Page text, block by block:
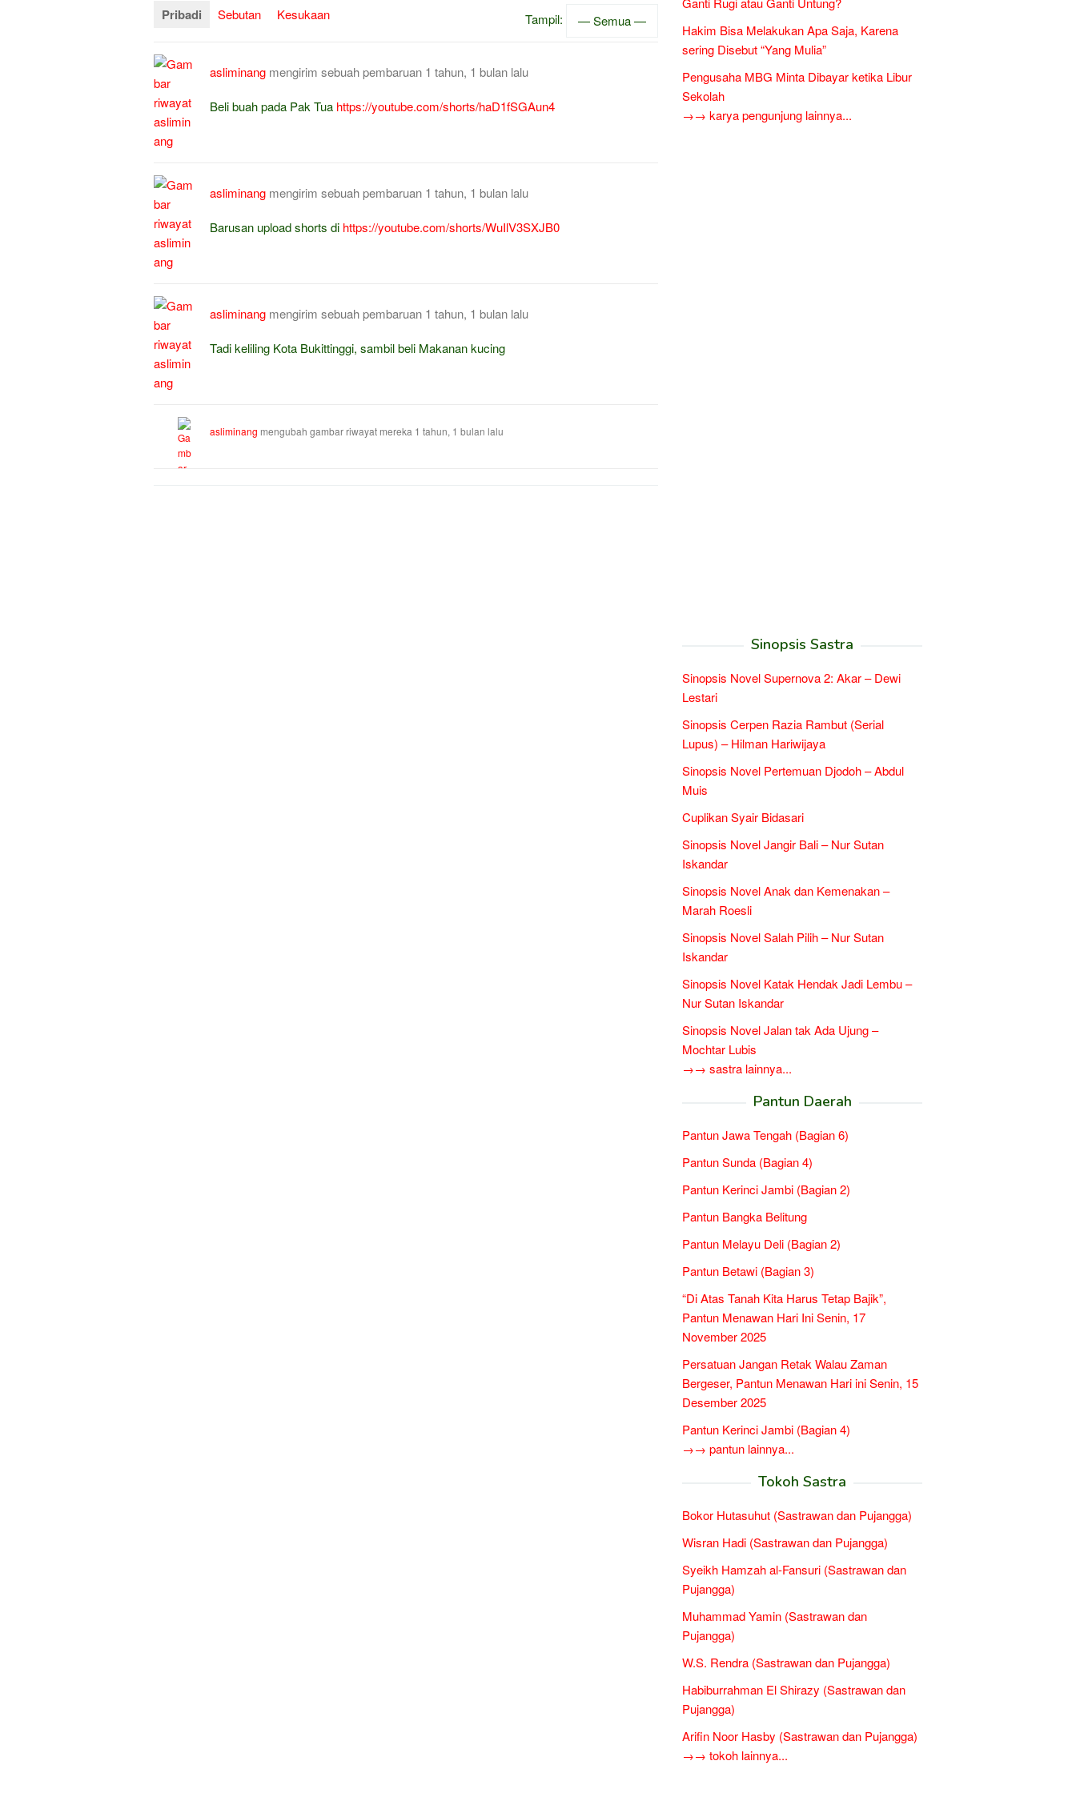
Pribadi Sebutan Kesukaan Tampil:
asliminang mengirim sebuah pembaruan 1 tahun, 1 bulan lalu
Beli buah pada Pak Tua https://youtube.com/shorts/haD1fSGAun4
asliminang mengirim sebuah pembaruan 1 tahun, 1 bulan lalu
Barusan upload shorts di https://youtube.com/shorts/WuIlV3SXJB0
asliminang mengirim sebuah pembaruan 1 tahun, 1 bulan lalu
Tadi keliling Kota Bukittinggi, sambil beli Makanan kucing
asliminang mengubah gambar riwayat mereka 1 tahun, 1 bulan lalu
Hakim Bisa Melakukan Apa Saja, Karena
sering Disebut “Yang Mulia”
Pengusaha MBG Minta Dibayar ketika Libur
Sekolah
→→ karya pengunjung lainnya...
Sinopsis Sastra
Sinopsis Novel Supernova 2: Akar – Dewi
Lestari
Sinopsis Cerpen Razia Rambut (Serial
Lupus) – Hilman Hariwijaya
Sinopsis Novel Pertemuan Djodoh – Abdul
Muis
Cuplikan Syair Bidasari
Sinopsis Novel Jangir Bali – Nur Sutan
Iskandar
Sinopsis Novel Anak dan Kemenakan –
Marah Roesli
Sinopsis Novel Salah Pilih – Nur Sutan
Iskandar
Sinopsis Novel Katak Hendak Jadi Lembu –
Nur Sutan Iskandar
Sinopsis Novel Jalan tak Ada Ujung –
Mochtar Lubis
→→ sastra lainnya...
Pantun Daerah
Pantun Jawa Tengah (Bagian 6)
Pantun Sunda (Bagian 4)
Pantun Kerinci Jambi (Bagian 2)
Pantun Bangka Belitung
Pantun Melayu Deli (Bagian 2)
Pantun Betawi (Bagian 3)
“Di Atas Tanah Kita Harus Tetap Bajik”,
Pantun Menawan Hari Ini Senin, 17
November 2025
Persatuan Jangan Retak Walau Zaman
Bergeser, Pantun Menawan Hari ini Senin, 15
Desember 2025
Pantun Kerinci Jambi (Bagian 4)
→→ pantun lainnya...
Tokoh Sastra
Bokor Hutasuhut (Sastrawan dan Pujangga)
Wisran Hadi (Sastrawan dan Pujangga)
Syeikh Hamzah al-Fansuri (Sastrawan dan
Pujangga)
Muhammad Yamin (Sastrawan dan
Pujangga)
W.S. Rendra (Sastrawan dan Pujangga)
Habiburrahman El Shirazy (Sastrawan dan
Pujangga)
Arifin Noor Hasby (Sastrawan dan Pujangga)
→→ tokoh lainnya...